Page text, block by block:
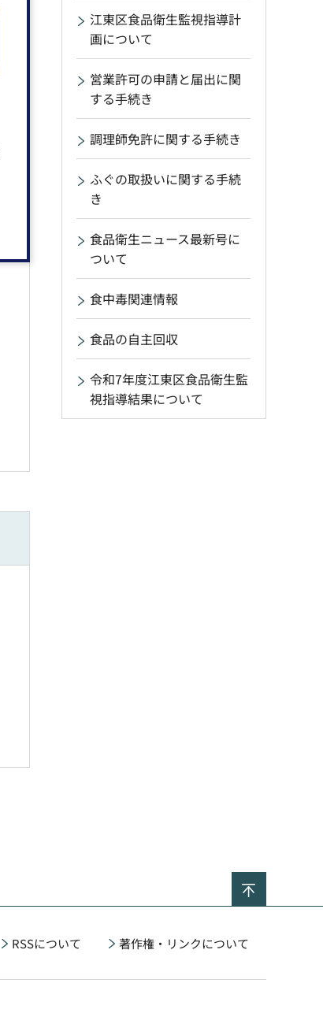
江東区食品衛生監視指導計
画について
営業許可の申請と届出に関
する手続き
調理師免許に関する手続き
ふぐの取扱いに関する手続
き
食品衛生ニュース最新号に
ついて
食中毒関連情報
食品の自主回収
令和7年度江東区食品衛生監
視指導結果について
RSSについて 著作権・リンクについて